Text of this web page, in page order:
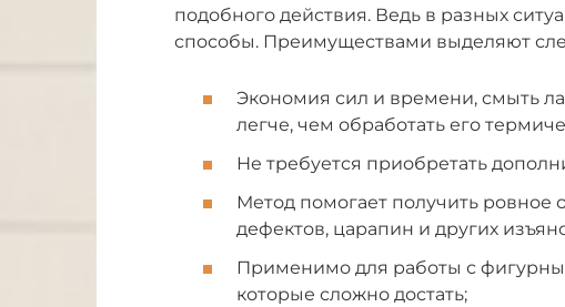
подобного действия. Ведь в разных
способы. Преимуществами выделяют
Экономия сил и времени, смыть
легче, чем обработать его
Не требуется приобретать
Метод помогает получить ровное
дефектов, царапин и других
Применимо для работы с
которые сложно достать;